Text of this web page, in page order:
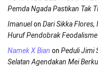
Pemda Ngada Pastikan Tak
Imanuelon Dari Sikka Flores,
Huruf Pendobrak
Namek X Bian on Peduli Jimi
Selatan Agendakan Mei